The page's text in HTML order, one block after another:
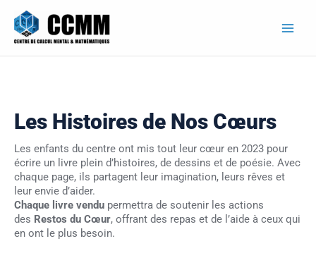
contenu
Les Histoires de Nos Cœurs
Les enfants du centre ont mis tout leur cœur en 2023 pour
écrire un livre plein d’histoires, de dessins et de poésie. Avec
chaque page, ils partagent leur imagination, leurs rêves et
leur envie d’aider.
Chaque livre vendu permettra de soutenir les actions
des Restos du Cœur, offrant des repas et de l’aide à ceux qui
en ont le plus besoin.